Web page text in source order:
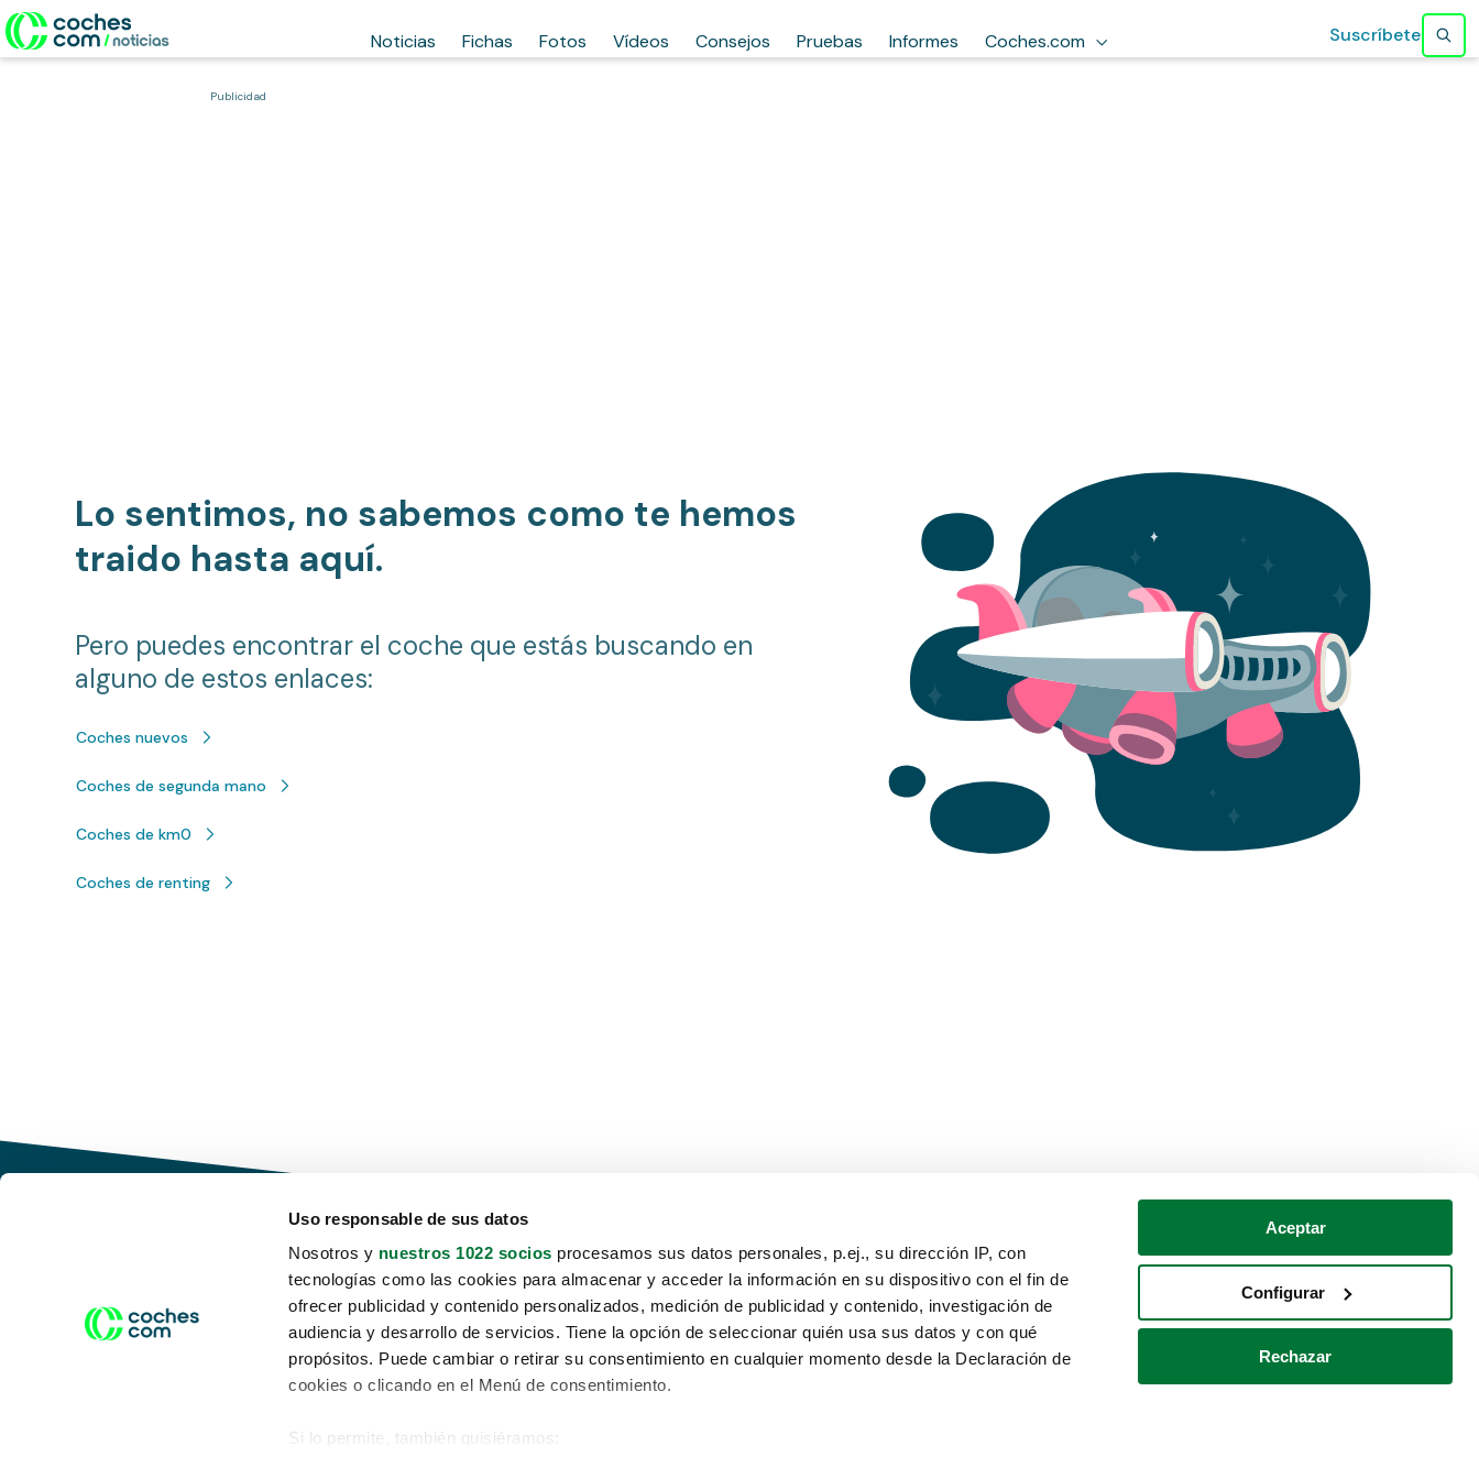
Uso responsable de sus datos
Nosotros y nuestros 1022 socios procesamos sus datos personales, p.ej., su dirección IP, con
tecnologías como las cookies para almacenar y acceder la información en su dispositivo con el fin de
ofrecer publicidad y contenido personalizados, medición de publicidad y contenido, investigación de
audiencia y desarrollo de servicios. Tiene la opción de seleccionar quién usa sus datos y con qué
propósitos. Puede cambiar o retirar su consentimiento en cualquier momento desde la Declaración de
cookies o clicando en el Menú de consentimiento.
Si lo permite, también quisiéramos:
Aceptar
Configurar
Rechazar
Noticias Fichas Fotos Vídeos Consejos Pruebas Informes Coches.com Suscríbete
Publicidad
Lo sentimos, no sabemos como te hemos
traido hasta aquí.
Pero puedes encontrar el coche que estás buscando en
alguno de estos enlaces:
Coches nuevos
Coches de segunda mano
Coches de km0
Coches de renting
Conduce tu futuro,
desata tu movilidad